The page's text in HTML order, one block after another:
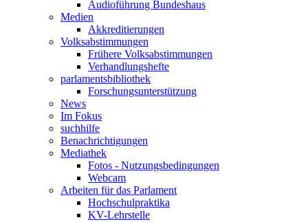
Audioführung Bundeshaus
Medien
Akkreditierungen
Volksabstimmungen
Frühere Volksabstimmungen
Verhandlungshefte
parlamentsbibliothek
Forschungsunterstützung
News
Im Fokus
suchhilfe
Benachrichtigungen
Mediathek
Fotos - Nutzungsbedingungen
Webcam
Arbeiten für das Parlament
Hochschulpraktika
KV-Lehrstelle